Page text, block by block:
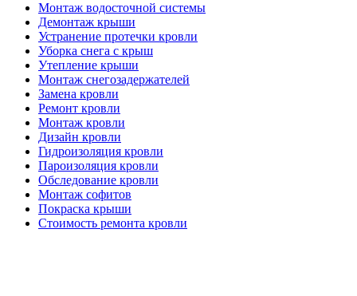
Монтаж водосточной системы
Демонтаж крыши
Устранение протечки кровли
Уборка снега с крыш
Утепление крыши
Монтаж снегозадержателей
Замена кровли
Ремонт кровли
Монтаж кровли
Дизайн кровли
Гидроизоляция кровли
Пароизоляция кровли
Обследование кровли
Монтаж софитов
Покраска крыши
Стоимость ремонта кровли